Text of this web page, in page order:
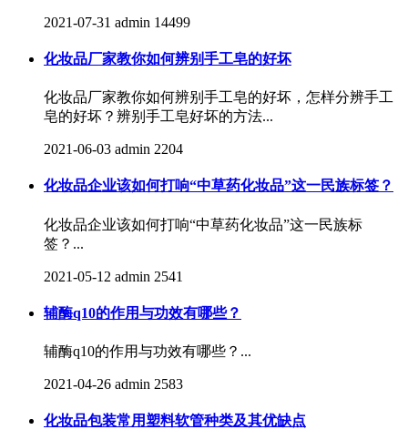
2021-07-31 admin 14499
化妆品厂家教你如何辨别手工皂的好坏
化妆品厂家教你如何辨别手工皂的好坏，怎样分辨手工
皂的好坏？辨别手工皂好坏的方法...
2021-06-03 admin 2204
化妆品企业该如何打响“中草药化妆品”这一民族标签？
化妆品企业该如何打响“中草药化妆品”这一民族标
签？...
2021-05-12 admin 2541
辅酶q10的作用与功效有哪些？
辅酶q10的作用与功效有哪些？...
2021-04-26 admin 2583
化妆品包装常用塑料软管种类及其优缺点